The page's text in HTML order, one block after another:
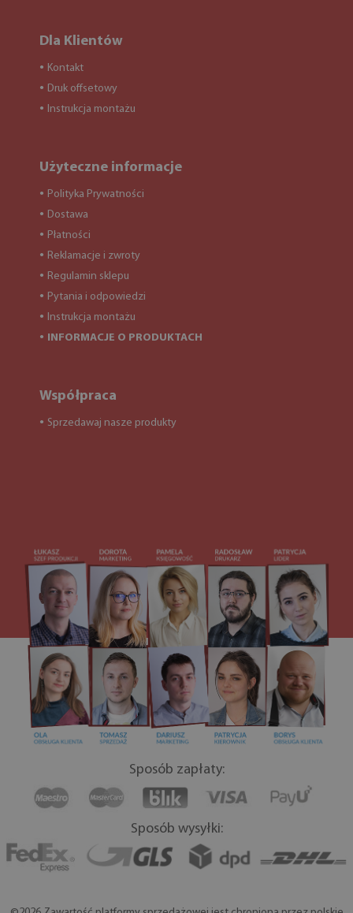
Dla Klientów
● Kontakt
● Druk offsetowy
● Instrukcja montażu
Użyteczne informacje
● Polityka Prywatności
● Dostawa
● Płatności
● Reklamacje i zwroty
● Regulamin sklepu
● Pytania i odpowiedzi
● Instrukcja montażu
● INFORMACJE O PRODUKTACH
Współpraca
● Sprzedawaj nasze produkty
Sposób zapłaty:
Sposób wysyłki: